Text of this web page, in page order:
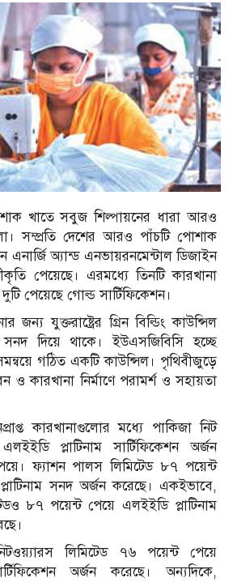
খাতে সবুজ শিল্পায়নের ধারা আরও
সম্প্রতি দেশের আরও পাঁচটি পোশাক
এনার্জি অ্যান্ড এনভায়রনমেন্টাল ডিজাইন
পেয়েছে। এরমধ্যে তিনটি কারখানা
পেয়েছে গোল্ড সার্টিফিকেশন।
জন্য যুক্তরাষ্ট্রের গ্রিন বিল্ডিং কাউন্সিল
দিয়ে থাকে। ইউএসজিবিসি হচ্ছে
সমন্বয়ে গঠিত একটি কাউন্সিল। পৃথিবীজুড়ে
ও কারখানা নির্মাণে পরামর্শ ও সহায়তা
কারখানাগুলোর মধ্যে পাকিজা নিট
প্লাটিনাম সার্টিফিকেশন অর্জন
ফ্যাশন পালস লিমিটেড ৮৭ পয়েন্ট
সনদ অর্জন করেছে। একইভাবে,
৮৭ পয়েন্ট পেয়ে এলইইডি প্লাটিনাম
লিমিটেড ৭৬ পয়েন্ট পেয়ে
অর্জন করেছে। অন্যদিকে,